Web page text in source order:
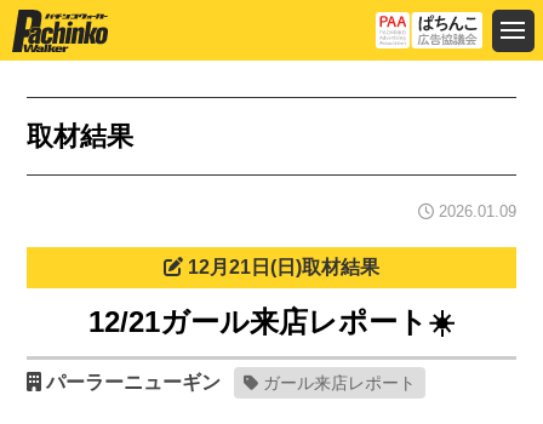
取材結果
2026.01.09
12月21日(日)取材結果
12/21ガール来店レポート☀️
パーラーニューギン ガール来店レポート